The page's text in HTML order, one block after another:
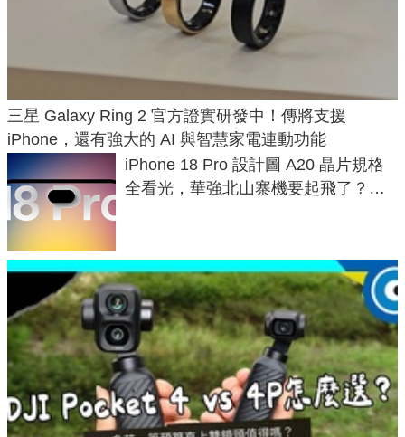
三星 Galaxy Ring 2 官方證實研發中！傳將支援
iPhone，還有強大的 AI 與智慧家電連動功能
iPhone 18 Pro 設計圖 A20 晶片規格
全看光，華強北山寨機要起飛了？專